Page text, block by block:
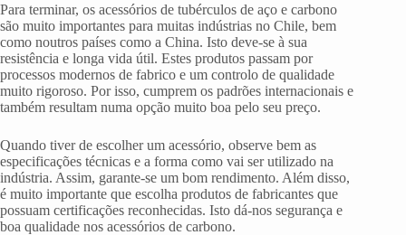
Para terminar, os acessórios de tubérculos de aço e carbono
são muito importantes para muitas indústrias no Chile, bem
como noutros países como a China. Isto deve-se à sua
resistência e longa vida útil. Estes produtos passam por
processos modernos de fabrico e um controlo de qualidade
muito rigoroso. Por isso, cumprem os padrões internacionais e
também resultam numa opção muito boa pelo seu preço.
Quando tiver de escolher um acessório, observe bem as
especificações técnicas e a forma como vai ser utilizado na
indústria. Assim, garante-se um bom rendimento. Além disso,
é muito importante que escolha produtos de fabricantes que
possuam certificações reconhecidas. Isto dá-nos segurança e
boa qualidade nos acessórios de carbono.